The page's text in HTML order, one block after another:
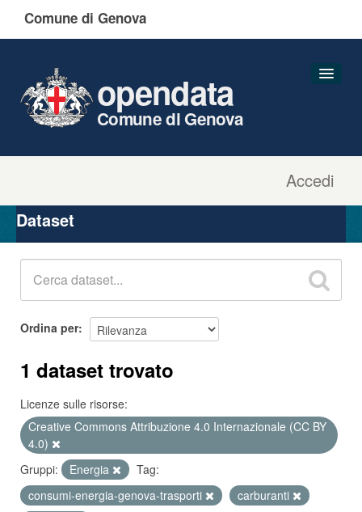
Comune di Genova
Accedi
opendata
Comune di Genova
Organizzazioni
Gruppi
Dataset
Ordina per
1 dataset trovato
Licenze sulle risorse:
Creative Commons Attribuzione 4.0 Internazionale (CC BY
4.0)
Gruppi:
Energia
Tag:
consumi-energia-genova-trasporti
carburanti